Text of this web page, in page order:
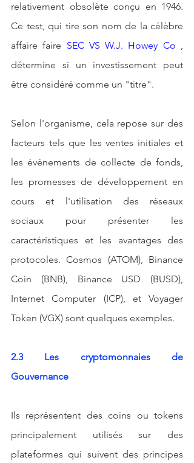
relativement obsolète conçu en 1946.
Ce test, qui tire son nom de la célèbre
affaire faire SEC VS W.J. Howey Co ,
détermine si un investissement peut
être considéré comme un "titre".
Selon l'organisme, cela repose sur des
facteurs tels que les ventes initiales et
les événements de collecte de fonds,
les promesses de développement en
cours et l'utilisation des réseaux
sociaux pour présenter les
caractéristiques et les avantages des
protocoles. Cosmos (ATOM), Binance
Coin (BNB), Binance USD (BUSD),
Internet Computer (ICP), et Voyager
Token (VGX) sont quelques exemples.
2.3 Les cryptomonnaies de
Gouvernance
Ils représentent des coins ou tokens
principalement utilisés sur des
plateformes qui suivent des principes